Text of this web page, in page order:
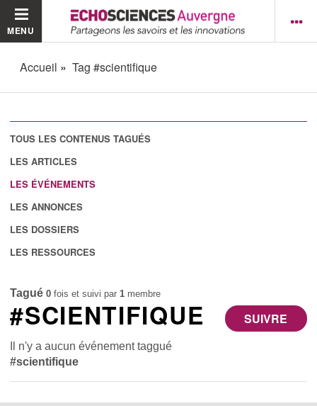
MENU
Accueil Tag #scientifique
TOUS LES CONTENUS TAGUÉS
LES ARTICLES
LES ÉVÉNEMENTS
LES ANNONCES
LES DOSSIERS
LES RESSOURCES
Tagué 0 fois et suivi par 1 membre
SUIVRE
#SCIENTIFIQUE
Il n'y a aucun événement taggué
#scientifique